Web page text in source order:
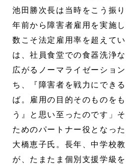
池田勝次長は当時をこう振
年前から障害者雇用を実施
数こそ法定雇用率を超えて
は、社員食堂での食器洗浄
広がるノーマライゼーショ
ち、『障害者を戦力にでき
ば。雇用の目的そのものを
う』と思い至ったのです」
ためのパートナー役となっ
大橋恵子氏。長年、中学校
が、たまたま個別支援学級